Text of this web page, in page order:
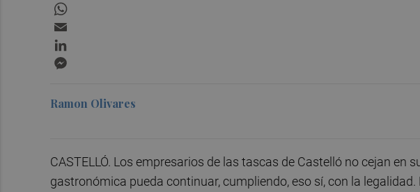
Ramon Olivares
CASTELLÓ. Los empresarios de las tascas de Castelló no cejan en
gastronómica pueda continuar, cumpliendo, eso sí, con la